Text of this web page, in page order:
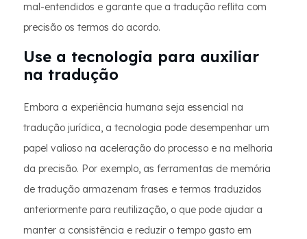
mal-entendidos e garante que a tradução reflita com
precisão os termos do acordo.
Use a tecnologia para auxiliar
na tradução
Embora a experiência humana seja essencial na
tradução jurídica, a tecnologia pode desempenhar um
papel valioso na aceleração do processo e na melhoria
da precisão. Por exemplo, as ferramentas de memória
de tradução armazenam frases e termos traduzidos
anteriormente para reutilização, o que pode ajudar a
manter a consistência e reduzir o tempo gasto em